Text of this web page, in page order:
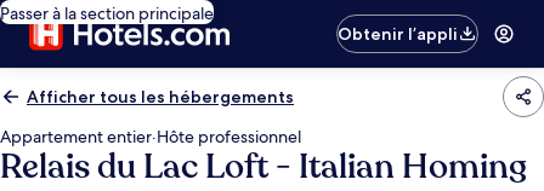
Passer à la section principale
Obtenir l’appli
Afficher tous les hébergements
Appartement entier·Hôte professionnel
Relais du Lac Loft - Italian Homing